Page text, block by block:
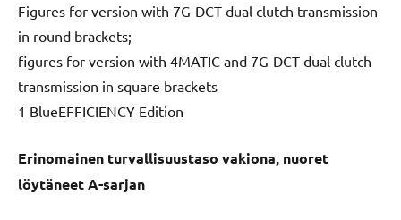
Figures for version with 7G-DCT dual clutch transmission
in round brackets;
figures for version with 4MATIC and 7G-DCT dual clutch
transmission in square brackets
1 BlueEFFICIENCY Edition
Erinomainen turvallisuustaso vakiona, nuoret
löytäneet A-sarjan